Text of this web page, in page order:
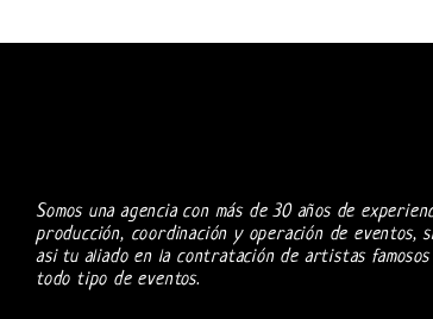
Somos una agencia con más de 30 años de
producción, coordinación y operación de eventos,
asi tu aliado en la contratación de artistas famosos
todo tipo de eventos.